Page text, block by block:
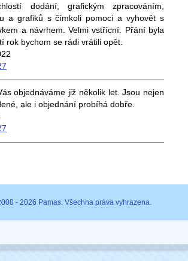
dodání, grafickým zpracováním,
a grafiků s čímkoli pomoci a vyhovět s
a návrhem. Velmi vstřícní. Přání byla
rok bychom se rádi vrátili opět.
objednáváme již několik let. Jsou nejen
ale i objednání probíhá dobře.
- 2026 Pamas. Všechna práva vyhrazena.